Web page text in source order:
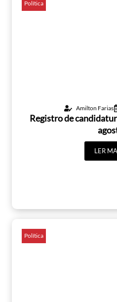
Política
Amilton Farias
Registro de
LER
Política